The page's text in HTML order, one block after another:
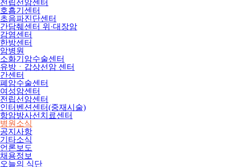
전립선암센터
호흡기센터
초음파진단센터
간담췌센터 위·대장암
감염센터
한방센터
암병원
소화기암수술센터
유방ㆍ갑상선암 센터
간센터
폐암수술센터
여성암센터
전립선암센터
인터벤션센터(중재시술)
항암방사선치료센터
병원소식
공지사항
기타소식
언론보도
채용정보
오늘의 식단